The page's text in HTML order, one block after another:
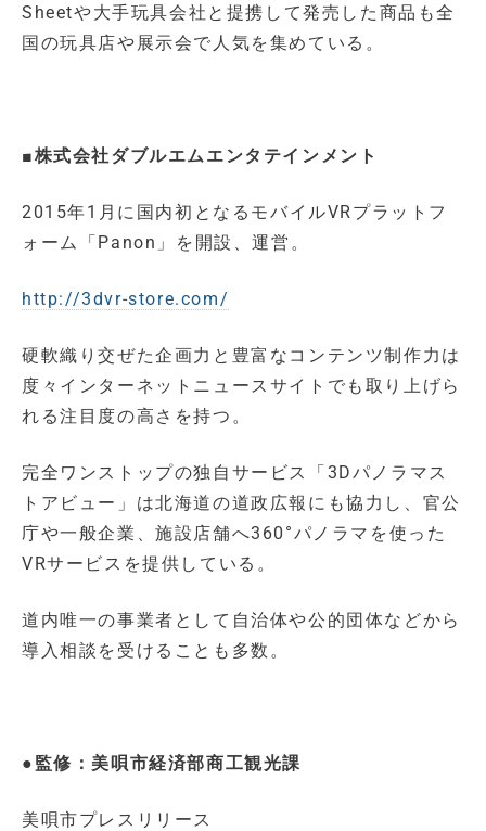
Sheetや大手玩具会社と提携して発売した商品も全
国の玩具店や展示会で人気を集めている。
■株式会社ダブルエムエンタテインメント
2015年1月に国内初となるモバイルVRプラットフ
ォーム「Panon」を開設、運営。
http://3dvr-store.com/
硬軟織り交ぜた企画力と豊富なコンテンツ制作力は
度々インターネットニュースサイトでも取り上げら
れる注目度の高さを持つ。
完全ワンストップの独自サービス「3Dパノラマス
トアビュー」は北海道の道政広報にも協力し、官公
庁や一般企業、施設店舗へ360°パノラマを使った
VRサービスを提供している。
道内唯一の事業者として自治体や公的団体などから
導入相談を受けることも多数。
●監修：美唄市経済部商工観光課
美唄市プレスリリース